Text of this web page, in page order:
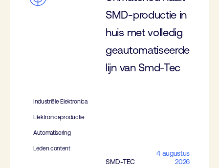
SMD-productie in
huis met volledig
geautomatiseerde
lijn van Smd-Tec
Industriële Elektronica
Elektronicaproductie
Automatisering
Leden content
SMD-TEC
4 augustus
2026